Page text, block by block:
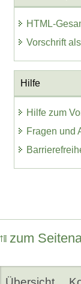
HTML-
Vorschrift
Hilfe
Hilfe zum
Fragen und
zum